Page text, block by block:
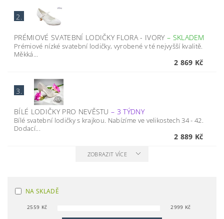
2.
PRÉMIOVÉ SVATEBNÍ LODIČKY FLORA - IVORY – SKLADEM
Prémiové nízké svatební lodičky, vyrobené v té nejvyšší kvalitě.
Měkká...
2 869 Kč
3.
BÍLÉ LODIČKY PRO NEVĚSTU– 3 TÝDNY
Bílé svatební lodičky s krajkou. Nabízíme ve velikostech 34 - 42.
Dodací...
2 889 Kč
ZOBRAZIT VÍCE
NA SKLADĚ
2559 Kč 2999 Kč